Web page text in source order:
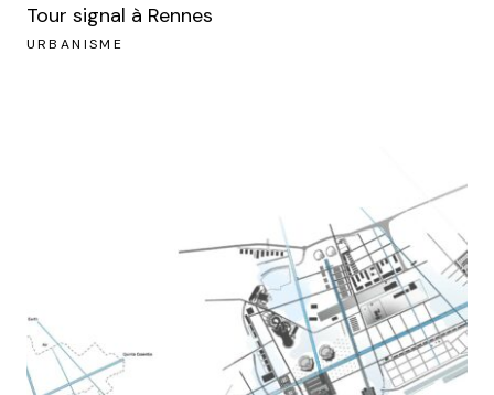
Tour signal à Rennes
URBANISME